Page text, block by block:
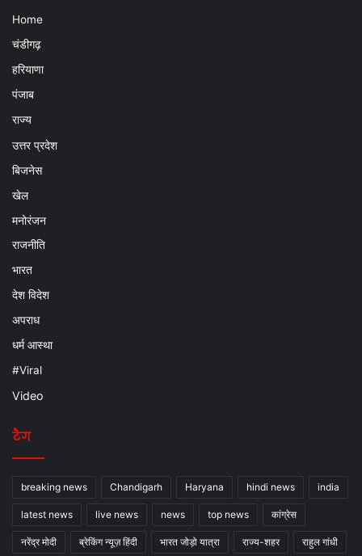
Home
चंडीगढ़
हरियाणा
पंजाब
राज्य
उत्तर प्रदेश
बिजनेस
खेल
मनोरंजन
राजनीति
भारत
देश विदेश
अपराध
धर्म आस्था
#Viral
Video
टैग
breaking news Chandigarh Haryana hindi news india
latest news live news news top news कांग्रेस
नरेंद्र मोदी ब्रेकिंग न्यूज़ हिंदी भारत जोड़ो यात्रा राज्य-शहर राहुल गांधी